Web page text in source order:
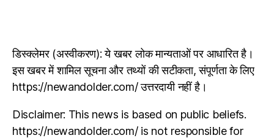
डिस्क्लेमर (अस्वीकरण): ये खबर लोक मान्यताओं पर आधारित है।
इस खबर में शामिल सूचना और तथ्यों की सटीकता, संपूर्णता के लिए
https://newandolder.com/ उत्तरदायी नहीं है।
Disclaimer: This news is based on public beliefs.
https://newandolder.com/ is not responsible for